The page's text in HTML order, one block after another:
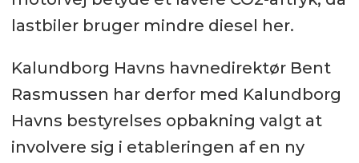
lastbiler bruger mindre diesel her.
Kalundborg Havns havnedirektør Bent
Rasmussen har derfor med Kalundborg
Havns bestyrelses opbakning valgt at
involvere sig i etableringen af en ny